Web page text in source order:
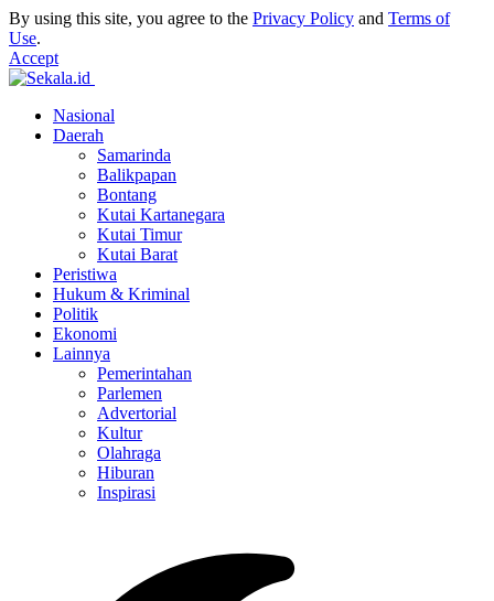
By using this site, you agree to the Privacy Policy and Terms of
Use.
Accept
Nasional
Daerah
Samarinda
Balikpapan
Bontang
Kutai Kartanegara
Kutai Timur
Kutai Barat
Peristiwa
Hukum & Kriminal
Politik
Ekonomi
Lainnya
Pemerintahan
Parlemen
Advertorial
Kultur
Olahraga
Hiburan
Inspirasi